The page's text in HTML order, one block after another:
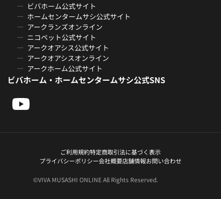
ビバホーム公式サイト
ホームセンタームサシ公式サイト
アークランズオンライン
ニコペット公式サイト
アークオアシス公式サイト
アークオアシスオンライン
アークホーム公式サイト
ビバホーム・ホームセンタームサシ公式SNS
ご利用規約特定商取引法に基づく表示
プライバシーポリシー会社概要店舗情報お問い合わせ
©VIVA MUSASHI ONLINE All Rights Reserved.